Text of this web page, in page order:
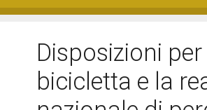
Disposizioni
bicicletta e la